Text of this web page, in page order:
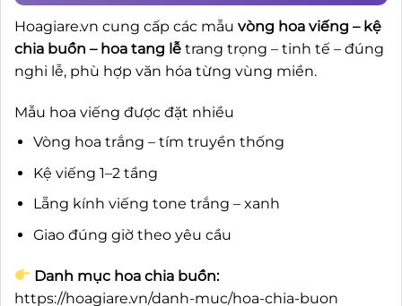
Hoagiare.vn cung cấp các mẫu vòng hoa viếng – kệ
chia buồn – hoa tang lễ trang trọng – tinh tế – đúng
nghi lễ, phù hợp văn hóa từng vùng miền.
Mẫu hoa viếng được đặt nhiều
Vòng hoa trắng – tím truyền thống
Kệ viếng 1–2 tầng
Lẵng kính viếng tone trắng – xanh
Giao đúng giờ theo yêu cầu
Danh mục hoa chia buồn:
https://hoagiare.vn/danh-muc/hoa-chia-buon